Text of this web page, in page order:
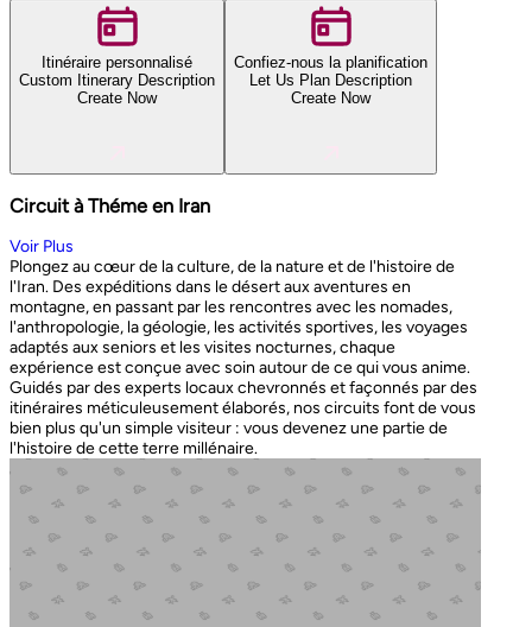
Itinéraire personnalisé
Custom Itinerary Description
Create Now
Confiez-nous la planification
Let Us Plan Description
Create Now
Circuit à Théme en Iran
Voir Plus
Plongez au cœur de la culture, de la nature et de l'histoire de
l'Iran. Des expéditions dans le désert aux aventures en
montagne, en passant par les rencontres avec les nomades,
l'anthropologie, la géologie, les activités sportives, les voyages
adaptés aux seniors et les visites nocturnes, chaque
expérience est conçue avec soin autour de ce qui vous anime.
Guidés par des experts locaux chevronnés et façonnés par des
itinéraires méticuleusement élaborés, nos circuits font de vous
bien plus qu'un simple visiteur : vous devenez une partie de
l'histoire de cette terre millénaire.